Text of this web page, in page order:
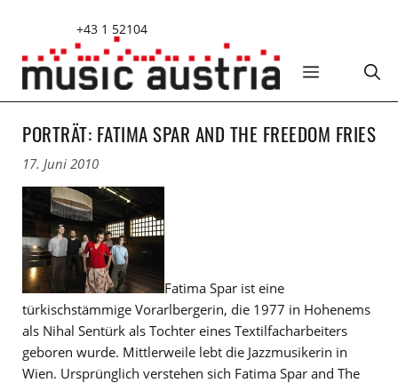
springen
+43 1 52104
MENÜ
PORTRÄT: FATIMA SPAR AND THE FREEDOM FRIES
17. Juni 2010
Fatima Spar ist eine
türkischstämmige Vorarlbergerin, die 1977 in Hohenems
als Nihal Sentürk als Tochter eines Textilfacharbeiters
geboren wurde. Mittlerweile lebt die Jazzmusikerin in
Wien. Ursprünglich verstehen sich Fatima Spar and The